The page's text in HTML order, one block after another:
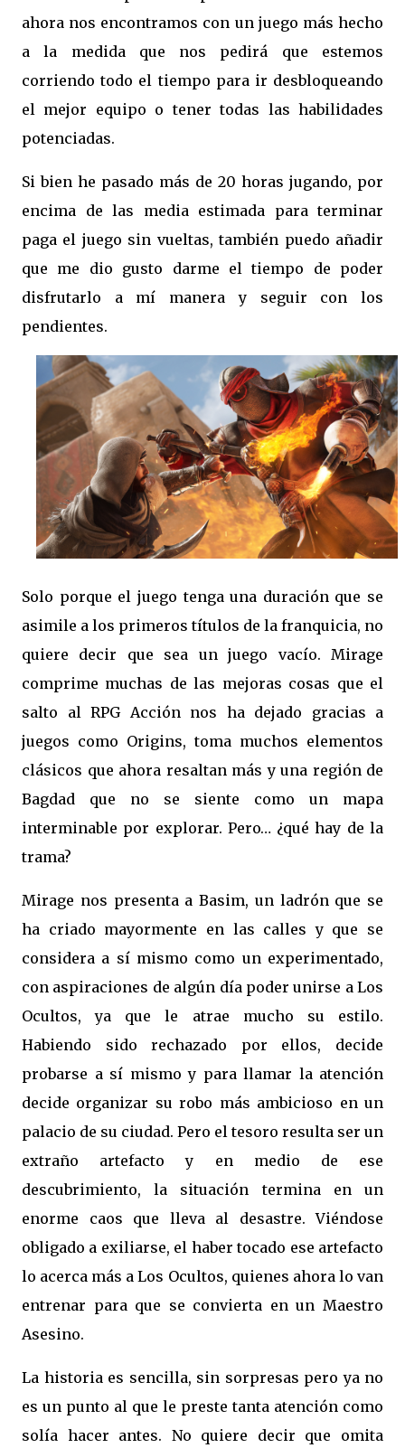
ahora nos encontramos con un juego más hecho
a la medida que nos pedirá que estemos
corriendo todo el tiempo para ir desbloqueando
el mejor equipo o tener todas las habilidades
potenciadas.
Si bien he pasado más de 20 horas jugando, por
encima de las media estimada para terminar
paga el juego sin vueltas, también puedo añadir
que me dio gusto darme el tiempo de poder
disfrutarlo a mí manera y seguir con los
pendientes.
Solo porque el juego tenga una duración que se
asimile a los primeros títulos de la franquicia, no
quiere decir que sea un juego vacío. Mirage
comprime muchas de las mejoras cosas que el
salto al RPG Acción nos ha dejado gracias a
juegos como Origins, toma muchos elementos
clásicos que ahora resaltan más y una región de
Bagdad que no se siente como un mapa
interminable por explorar. Pero… ¿qué hay de la
trama?
Mirage nos presenta a Basim, un ladrón que se
ha criado mayormente en las calles y que se
considera a sí mismo como un experimentado,
con aspiraciones de algún día poder unirse a Los
Ocultos, ya que le atrae mucho su estilo.
Habiendo sido rechazado por ellos, decide
probarse a sí mismo y para llamar la atención
decide organizar su robo más ambicioso en un
palacio de su ciudad. Pero el tesoro resulta ser un
extraño artefacto y en medio de ese
descubrimiento, la situación termina en un
enorme caos que lleva al desastre. Viéndose
obligado a exiliarse, el haber tocado ese artefacto
lo acerca más a Los Ocultos, quienes ahora lo van
entrenar para que se convierta en un Maestro
Asesino.
La historia es sencilla, sin sorpresas pero ya no
es un punto al que le preste tanta atención como
solía hacer antes. No quiere decir que omita